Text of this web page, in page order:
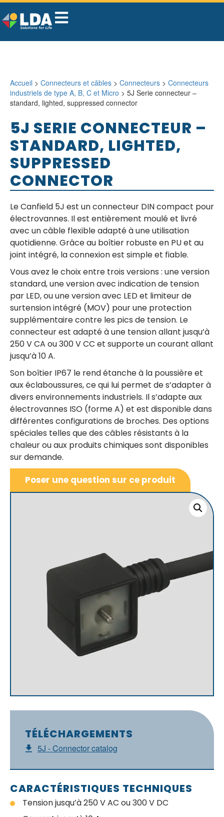
Accueil > Connecteurs et câbles > Connecteurs > Connecteurs
industriels de type A, B, C et Micro > 5J Serie connecteur –
standard, lighted, suppressed connector
TÉLÉCHARGEMENTS
5J - Connector catalog
CARACTÉRISTIQUES TECHNIQUES
Tension jusqu’à 250 V AC ou 300 V DC
5J SERIE CONNECTEUR –
STANDARD, LIGHTED,
SUPPRESSED
CONNECTOR
Le Canfield 5J est un connecteur DIN compact pour
électrovannes. Il est entièrement moulé et livré
avec un câble flexible adapté à une utilisation
quotidienne. Grâce au boîtier robuste en PU et au
joint intégré, la connexion est simple et fiable.
Vous avez le choix entre trois versions : une version
standard, une version avec indication de tension
par LED, ou une version avec LED et limiteur de
surtension intégré (MOV) pour une protection
supplémentaire contre les pics de tension. Le
connecteur est adapté à une tension allant jusqu’à
250 V CA ou 300 V CC et supporte un courant allant
jusqu’à 10 A.
Son boîtier IP67 le rend étanche à la poussière et
aux éclaboussures, ce qui lui permet de s’adapter à
divers environnements industriels. Il s’adapte aux
électrovannes ISO (forme A) et est disponible dans
différentes configurations de broches. Des options
spéciales telles que des câbles résistants à la
chaleur ou aux produits chimiques sont disponibles
sur demande.
Poser une question sur ce produit